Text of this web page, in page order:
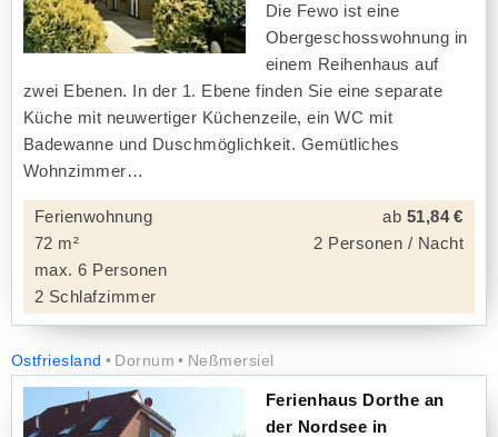
Die Fewo ist eine
Obergeschosswohnung in
einem Reihenhaus auf
zwei Ebenen. In der 1. Ebene finden Sie eine separate
Küche mit neuwertiger Küchenzeile, ein WC mit
Badewanne und Duschmöglichkeit. Gemütliches
Wohnzimmer
Ferienwohnung
72 m²
max. 6 Personen
2 Schlafzimmer
ab 51,84 €
2 Personen / Nacht
Ostfriesland Dornum Neßmersiel
Ferienhaus Dorthe an
der Nordsee in